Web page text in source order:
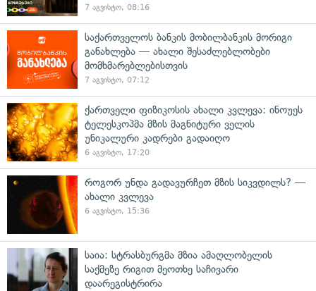
7 აგვისტო, 08:16
საქართველოს ბანკის მობილბანკის მორიგი
განახლება — ახალი შესაძლებლობები
მომხმარებლებისთვის
7 აგვისტო, 07:12
ქართველი ფიზიკოსის ახალი კვლევა: ინოუეს
ტელესკოპმა მზის მაგნიტური ველის
უნიკალური კადრები გადაიღო
6 აგვისტო, 17:20
როგორ უნდა გადავურჩეთ მზის სიკვდილს? —
ახალი კვლევა
6 აგვისტო, 15:36
საია: სტრასბურგმა მზია ამაღლობელის
საქმეზე რიგით მეოთხე საჩივარი
დაარეგისტრირა